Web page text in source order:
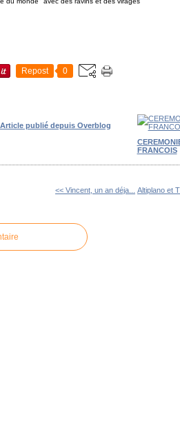
Repost 0
Article publié depuis Overblog
FRANCOIS
<< Vincent, un an déja... Altiplano et